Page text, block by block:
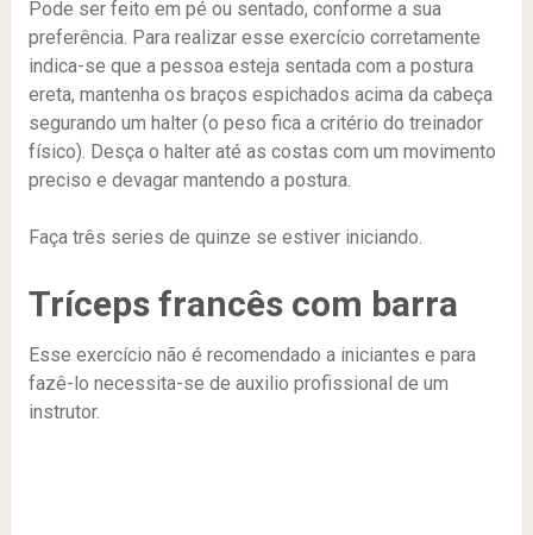
Pode ser feito em pé ou sentado, conforme a sua
preferência. Para realizar esse exercício corretamente
indica-se que a pessoa esteja sentada com a postura
ereta, mantenha os braços espichados acima da cabeça
segurando um halter (o peso fica a critério do treinador
físico). Desça o halter até as costas com um movimento
preciso e devagar mantendo a postura.
Faça três series de quinze se estiver iniciando.
Tríceps francês com barra
Esse exercício não é recomendado a iniciantes e para
fazê-lo necessita-se de auxilio profissional de um
instrutor.